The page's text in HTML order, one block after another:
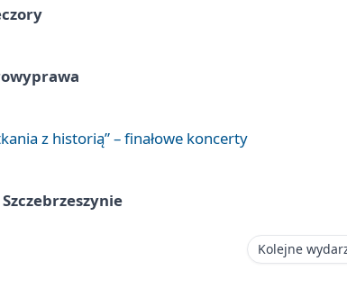
z historią” – finałowe koncerty
Kolejne